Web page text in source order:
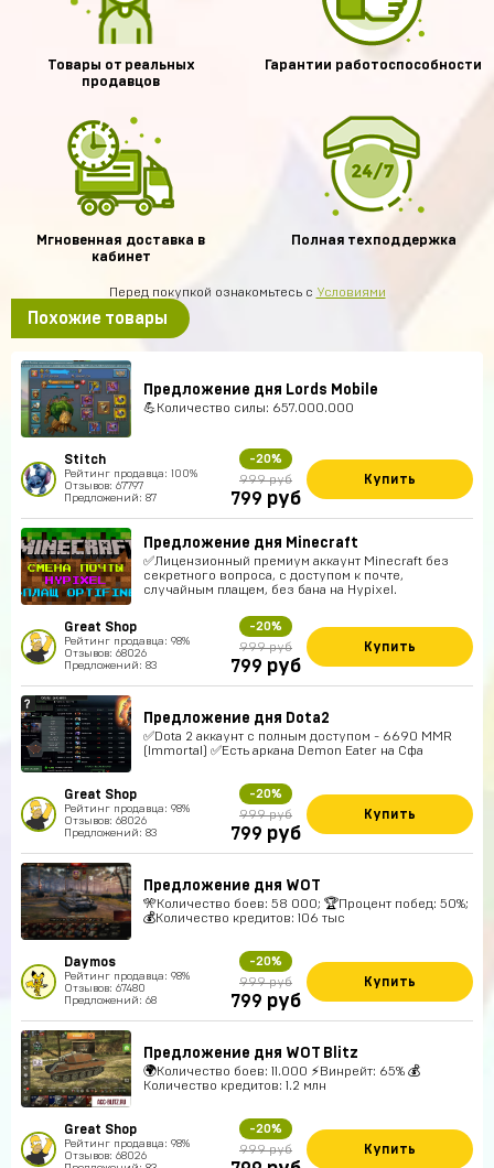
Товары от реальных
продавцов
Гарантии работоспособности
Мгновенная доставка в
кабинет
Полная техподдержка
Перед покупкой ознакомьтесь с Условиями
Похожие товары
Предложение дня Lords Mobile
💪Количество силы: 657.000.000
Stitch
Рейтинг продавца: 100%
Отзывов: 67797
Предложений: 87
-20%
999 руб
799 руб
Купить
Предложение дня Minecraft
✅Лицензионный премиум аккаунт Minecraft без
секретного вопроса, с доступом к почте,
случайным плащем, без бана на Hypixel.
Great Shop
Рейтинг продавца: 98%
Отзывов: 68026
Предложений: 83
-20%
999 руб
799 руб
Купить
Предложение дня Dota2
✅Dota 2 аккаунт с полным доступом - 6690 MMR
(Immortal) ✅Есть аркана Demon Eater на Сфа
Great Shop
Рейтинг продавца: 98%
Отзывов: 68026
Предложений: 83
-20%
999 руб
799 руб
Купить
Предложение дня WOT
🎌Количество боев: 58 000; 🏆Процент побед: 50%;
💰Количество кредитов: 106 тыс
Daymos
Рейтинг продавца: 98%
Отзывов: 67480
Предложений: 68
-20%
999 руб
799 руб
Купить
Предложение дня WOT Blitz
🌍Количество боев: 11.000 ⚡Винрейт: 65% 💰
Количество кредитов: 1.2 млн
Great Shop
Рейтинг продавца: 98%
Отзывов: 68026
-20%
999 руб Купить